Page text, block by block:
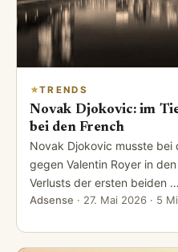
TRENDS
Novak Djokovic: im
bei den French
Novak Djokovic musste bei
gegen Valentin Royer in
Verlusts der ersten beiden …
Adsense · 27. Mai 2026 · 5